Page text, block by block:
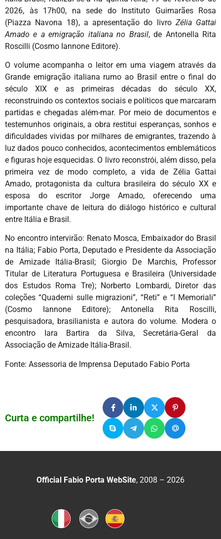
2026, às 17h00, na sede do Instituto Guimarães Rosa
(Piazza Navona 18), a apresentação do livro Zélia Gattai
Amado e a emigração italiana no Brasil, de Antonella Rita
Roscilli (Cosmo Iannone Editore).
O volume acompanha o leitor em uma viagem através da
Grande emigração italiana rumo ao Brasil entre o final do
século XIX e as primeiras décadas do século XX,
reconstruindo os contextos sociais e políticos que marcaram
partidas e chegadas além-mar. Por meio de documentos e
testemunhos originais, a obra restitui esperanças, sonhos e
dificuldades vividas por milhares de emigrantes, trazendo à
luz dados pouco conhecidos, acontecimentos emblemáticos
e figuras hoje esquecidas. O livro reconstrói, além disso, pela
primeira vez de modo completo, a vida de Zélia Gattai
Amado, protagonista da cultura brasileira do século XX e
esposa do escritor Jorge Amado, oferecendo uma
importante chave de leitura do diálogo histórico e cultural
entre Itália e Brasil.
No encontro intervirão: Renato Mosca, Embaixador do Brasil
na Itália; Fabio Porta, Deputado e Presidente da Associação
de Amizade Itália-Brasil; Giorgio De Marchis, Professor
Titular de Literatura Portuguesa e Brasileira (Universidade
dos Estudos Roma Tre); Norberto Lombardi, Diretor das
coleções “Quaderni sulle migrazioni”, “Reti” e “I Memoriali”
(Cosmo Iannone Editore); Antonella Rita Roscilli,
pesquisadora, brasilianista e autora do volume. Modera o
encontro Iara Bartira da Silva, Secretária-Geral da
Associação de Amizade Itália-Brasil.
Fonte: Assessoria de Imprensa Deputado Fabio Porta
Curta e compartilhe!
Official Fabio Porta WebSite, 2008 – 2026